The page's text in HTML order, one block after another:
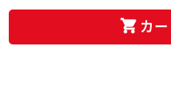
カ